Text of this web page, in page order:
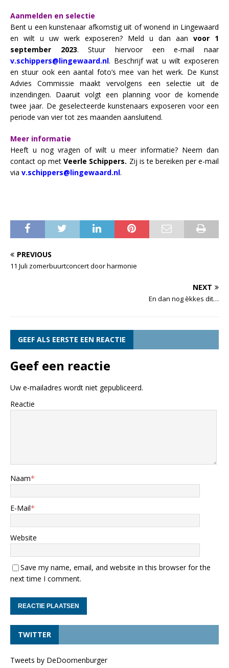
Aanmelden en selectie
Bent u een kunstenaar afkomstig uit of wonend in Lingewaard
en wilt u uw werk exposeren? Meld u dan aan voor 1
september 2023. Stuur hiervoor een e-mail naar
v.schippers@lingewaard.nl. Beschrijf wat u wilt exposeren
en stuur ook een aantal foto’s mee van het werk. De Kunst
Advies Commissie maakt vervolgens een selectie uit de
inzendingen. Daaruit volgt een planning voor de komende
twee jaar. De geselecteerde kunstenaars exposeren voor een
periode van vier tot zes maanden aansluitend.
Meer informatie
Heeft u nog vragen of wilt u meer informatie? Neem dan
contact op metVeerle Schippers. Zij is te bereiken per e-mail
via v.schippers@lingewaard.nl.
PREVIOUS
11 Juli zomerbuurtconcert door harmonie
NEXT
En dan nog èkkes dit…
GEEF ALS EERSTE EEN REACTIE
Geef een reactie
Uw e-mailadres wordt niet gepubliceerd.
Reactie
Naam*
E-Mail*
Website
Save my name, email, and website in this browser for the
next time I comment.
TWITTER
Tweets by DeDoornenburger